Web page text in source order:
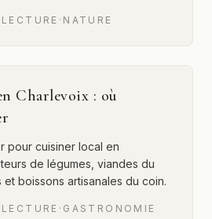
· NATURE
Charlevoix : où
pour cuisiner local en
de légumes, viandes du
boissons artisanales du coin.
· GASTRONOMIE